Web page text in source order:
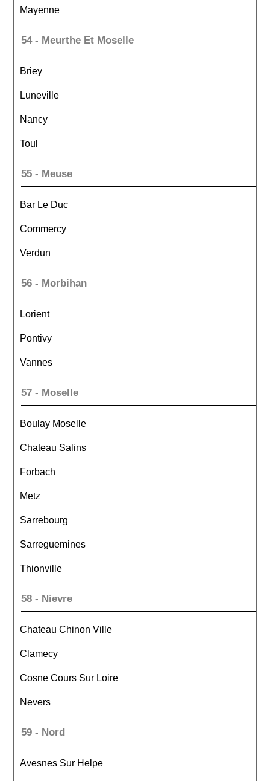
Mayenne
54 - Meurthe Et Moselle
Briey
Luneville
Nancy
Toul
55 - Meuse
Bar Le Duc
Commercy
Verdun
56 - Morbihan
Lorient
Pontivy
Vannes
57 - Moselle
Boulay Moselle
Chateau Salins
Forbach
Metz
Sarrebourg
Sarreguemines
Thionville
58 - Nievre
Chateau Chinon Ville
Clamecy
Cosne Cours Sur Loire
Nevers
59 - Nord
Avesnes Sur Helpe